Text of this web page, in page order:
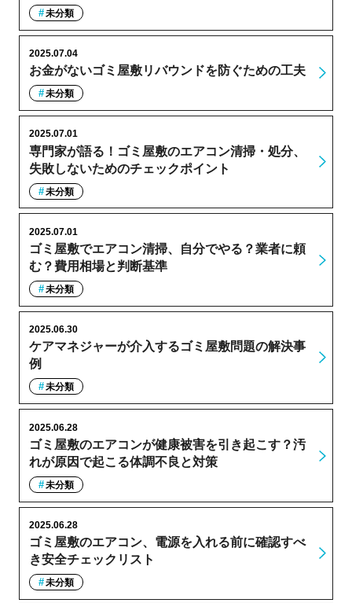
未分類
お金がないゴミ屋敷リバウンドを防ぐための工夫
2025.07.04
未分類
専門家が語る！ゴミ屋敷のエアコン清掃・処分、
失敗しないためのチェックポイント
2025.07.01
未分類
ゴミ屋敷でエアコン清掃、自分でやる？業者に頼
む？費用相場と判断基準
2025.07.01
未分類
ケアマネジャーが介入するゴミ屋敷問題の解決事
例
2025.06.30
未分類
ゴミ屋敷のエアコンが健康被害を引き起こす？汚
れが原因で起こる体調不良と対策
2025.06.28
未分類
ゴミ屋敷のエアコン、電源を入れる前に確認すべ
き安全チェックリスト
2025.06.28
未分類